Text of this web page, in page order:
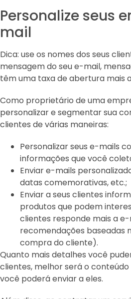
Personalize seus
mail
Dica: use os nomes dos seus
mensagem do seu e-mail,
têm uma taxa de abertura mais
Como proprietário de uma
personalizar e segmentar sua
clientes de várias maneiras:
Personalizar seus e-mails
informações que você
Enviar e-mails
datas comemorativas, etc.;
Enviar a seus clientes
produtos que podem
clientes responde mais a
recomendações baseadas
compra do cliente).
Quanto mais detalhes você
clientes, melhor será o
você poderá enviar a eles.